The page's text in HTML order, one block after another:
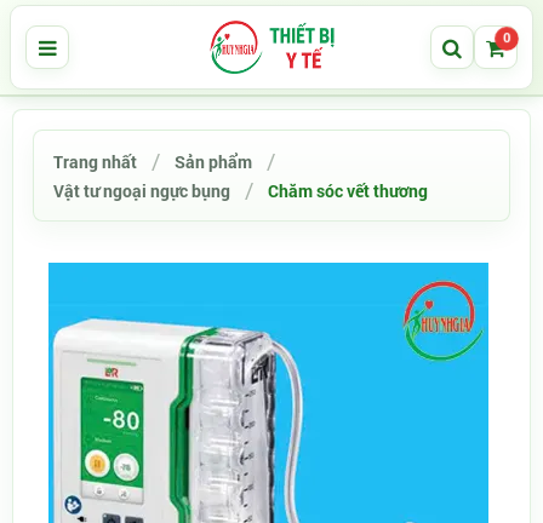
0
Trang nhất
Sản phẩm
Vật tư ngoại ngực bụng
Chăm sóc vết thương